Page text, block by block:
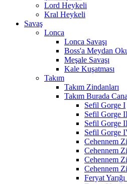
Lord Heykeli
Kral Heykeli
Savaş
Lonca
Lonca Savaşı
Boss'a Meydan
Meşale Savaşı
Kale Kuşatması
Takım
Takım Zindanları
Takım Burada
Sefil Gorge I
Sefil Gorge
Sefil Gorge
Sefil Gorge
Cehennem
Cehennem
Cehennem
Cehennem
Feryat